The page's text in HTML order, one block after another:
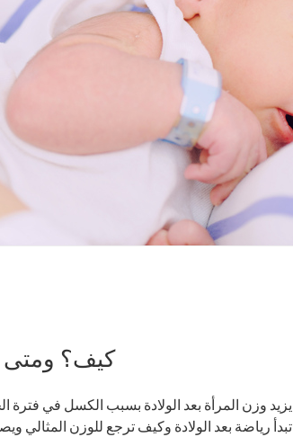
كيف؟ ومتى
يزيد وزن المرأة بعد الولادة بسبب الكسل في
تبدأ رياضة بعد الولادة وكيف ترجع للوزن المثالي